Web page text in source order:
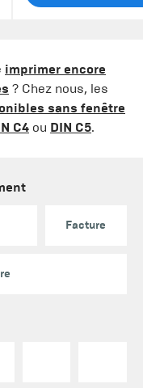
imprimer encore
? Chez nous, les
sans fenêtre
C4 ou DIN C5.
Facture